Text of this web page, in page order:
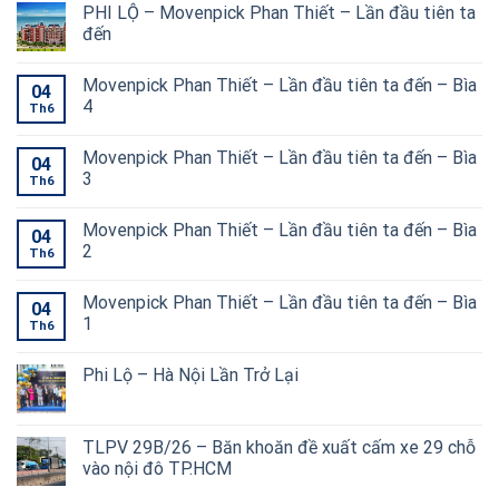
PHI LỘ – Movenpick Phan Thiết – Lần đầu tiên ta
đến
04
Th6
Movenpick Phan Thiết – Lần đầu tiên ta đến – Bìa
4
04
Th6
Movenpick Phan Thiết – Lần đầu tiên ta đến – Bìa
3
04
Th6
Movenpick Phan Thiết – Lần đầu tiên ta đến – Bìa
2
04
Th6
Movenpick Phan Thiết – Lần đầu tiên ta đến – Bìa
1
Phi Lộ – Hà Nội Lần Trở Lại
TLPV 29B/26 – Băn khoăn đề xuất cấm xe 29 chỗ
vào nội đô TP.HCM